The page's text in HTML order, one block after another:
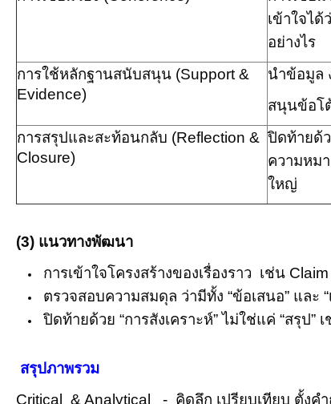
เข้าใจไ
อย่างไร
การใช้หลักฐานสนับสนุน (Support &
Evidence)
นำข้อมูล
สนุนข้อโ
การสรุปและสะท้อนกลับ (Reflection &
Closure)
ปิดท้ายด้
ความหม
ใหญ่
(3) แนวทางพัฒนา
การเข้าใจโครงสร้างของเรื่องราว เช่น
ตรวจสอบความสมดุล ว่ามีทั้ง “ข้อเสนอ” และ
ปิดท้ายด้วย “การสังเคราะห์” ไม่ใช่แค่ “สรุป
สรุปภาพรวม
Critical & Analytical - คิดลึก เปรียบเทียบ ตั้งค